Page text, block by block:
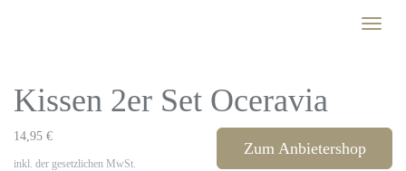
Toggle
Kissen 2er Set Oceravia
14,95 €
inkl. der gesetzlichen MwSt.
Zum Anbietershop